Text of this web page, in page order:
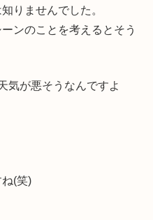
りませんでした。
ンのことを考えるとそう
気が悪そうなんですよ
(笑)